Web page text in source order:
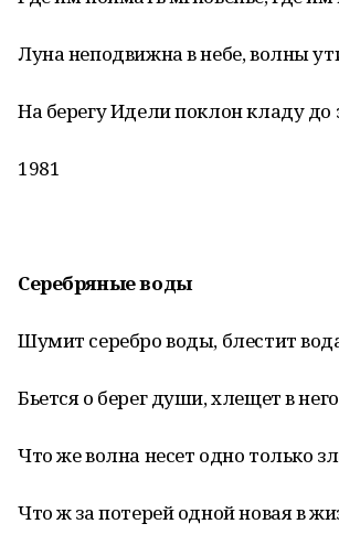
Луна неподвижна в небе, волны
На берегу Идели поклон кладу до
1981
Серебряные воды
Шумит серебро воды, блестит
Бьется о берег души, хлещет в
Что же волна несет одно только
Что ж за потерей одной новая в